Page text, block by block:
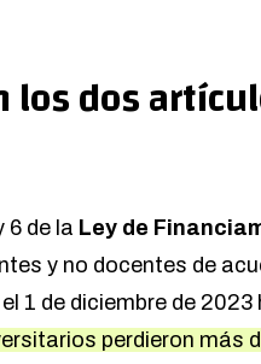
los dos
6 de la Ley de
y no docentes de
1 de diciembre de
perdieron más